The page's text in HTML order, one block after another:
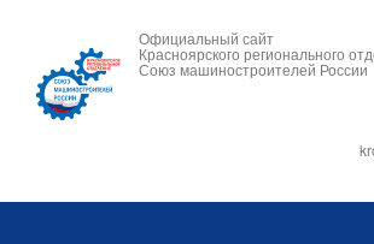
Официальный сайт
Красноярского регионального
Союз машиностроителей России